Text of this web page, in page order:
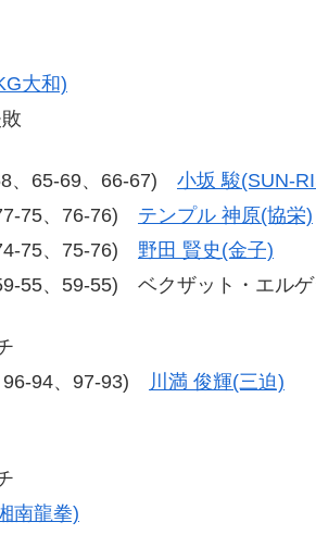
大和)
、65-69、66-67) 小坂 駿(SUN-
75、76-76) テンプル 神原(協栄)
75、75-76) 野田 賢史(金子)
55、59-55) ベクザット・エルゲ
94、97-93)
川満 俊輝(三迫)
南龍拳)